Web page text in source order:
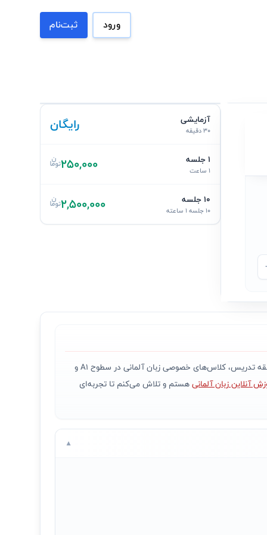
ورود ثبت‌نام
آزمایشی
30 دقیقه رایگان
1 جلسه
1 ساعت 250,000
10 جلسه
10 جلسه 1 ساعته 2,500,000
هستم، مدرس زبان‌های آلمانی و انگلیسی با مدرک B2 ÖSD و کارشناسی مترجمی زبان انگلیسی. با بیش از ۲ سال سابقه تدریس، کلاس‌های خصوصی زبان آلمانی در سطوح A1 و
آنلاین زبان آلمانیهستم و تلاش می‌کنم تا تجربه‌ای
▼